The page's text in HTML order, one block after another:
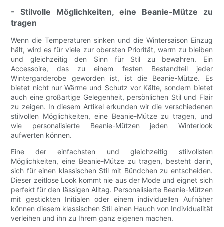
- Stilvolle Möglichkeiten, eine Beanie-Mütze zu
tragen
Wenn die Temperaturen sinken und die Wintersaison Einzug
hält, wird es für viele zur obersten Priorität, warm zu bleiben
und gleichzeitig den Sinn für Stil zu bewahren. Ein
Accessoire, das zu einem festen Bestandteil jeder
Wintergarderobe geworden ist, ist die Beanie-Mütze. Es
bietet nicht nur Wärme und Schutz vor Kälte, sondern bietet
auch eine großartige Gelegenheit, persönlichen Stil und Flair
zu zeigen. In diesem Artikel erkunden wir die verschiedenen
stilvollen Möglichkeiten, eine Beanie-Mütze zu tragen, und
wie personalisierte Beanie-Mützen jeden Winterlook
aufwerten können.
Eine der einfachsten und gleichzeitig stilvollsten
Möglichkeiten, eine Beanie-Mütze zu tragen, besteht darin,
sich für einen klassischen Stil mit Bündchen zu entscheiden.
Dieser zeitlose Look kommt nie aus der Mode und eignet sich
perfekt für den lässigen Alltag. Personalisierte Beanie-Mützen
mit gestickten Initialen oder einem individuellen Aufnäher
können diesem klassischen Stil einen Hauch von Individualität
verleihen und ihn zu Ihrem ganz eigenen machen.